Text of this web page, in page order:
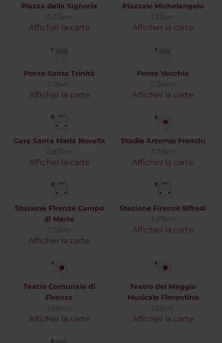
Piazza della Signoria
0.33km
Afficher la carte
Piazzale Michelangelo
1.32km
Afficher la carte
Ponte Santa Trinità
0.18km
Afficher la carte
Ponte Vecchio
0.26km
Afficher la carte
Gare Santa Maria Novella
0.87km
Afficher la carte
Stadio Artemio Franchi
2.73km
Afficher la carte
Stazione Firenze Campo
di Marte
2.12km
Afficher la carte
Stazione Firenze Rifredi
3.57km
Afficher la carte
Teatro Comunale di
Firenze
1.56km
Afficher la carte
Teatro del Maggio
Musicale Fiorentino
1.23km
Afficher la carte